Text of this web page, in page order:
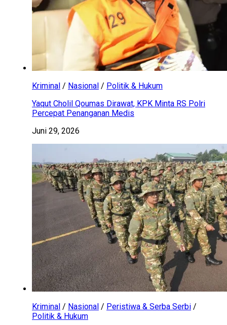
Kriminal / Nasional / Politik & Hukum
Yaqut Cholil Qoumas Dirawat, KPK Minta RS Polri
Percepat Penanganan Medis
Juni 29, 2026
Kriminal / Nasional / Peristiwa & Serba Serbi /
Politik & Hukum